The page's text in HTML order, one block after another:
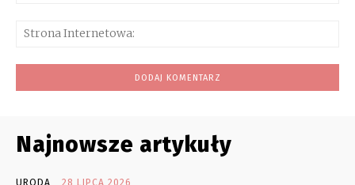
Najnowsze artykuły
URODA 28 LIPCA 2026